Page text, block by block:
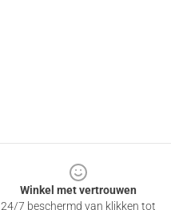
Winkel met vertrouwen
24/7 beschermd van klikken tot